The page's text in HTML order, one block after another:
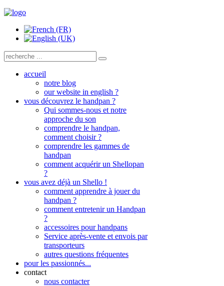
accueil
notre blog
our website in english ?
vous découvrez le handpan ?
Qui sommes-nous et notre
approche du son
comprendre le handpan,
comment choisir ?
comprendre les gammes de
handpan
comment acquérir un Shellopan
?
vous avez déjà un Shello !
comment apprendre à jouer du
handpan ?
comment entretenir un Handpan
?
accessoires pour handpans
Service après-vente et envois par
transporteurs
autres questions fréquentes
pour les passionnés...
contact
nous contacter